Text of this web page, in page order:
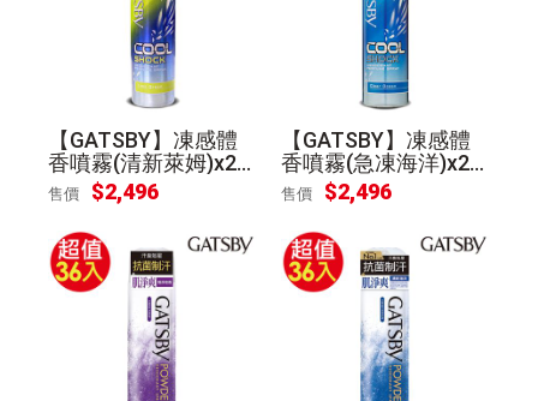
【GATSBY】凍感體
香噴霧(清新萊姆)x24
入(175ml/入)
售價 $2,496
【GATSBY】凍感體
香噴霧(急凍海洋)x24
入(175ml/入)
售價 $2,496